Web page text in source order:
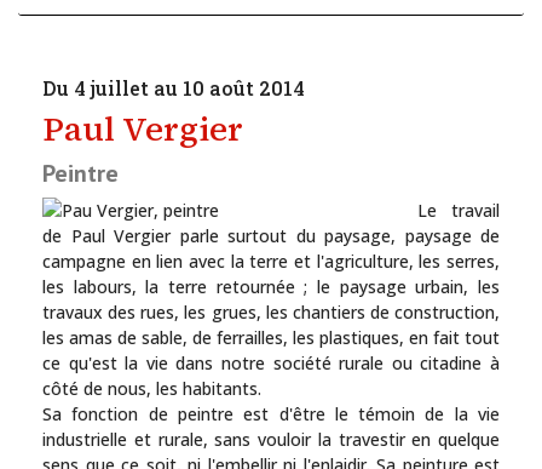
Du 4 juillet au 10 août 2014
Paul Vergier
Peintre
Le travail
de Paul Vergier parle surtout du paysage, paysage de
campagne en lien avec la terre et l'agriculture, les serres,
les labours, la terre retournée ; le paysage urbain, les
travaux des rues, les grues, les chantiers de construction,
les amas de sable, de ferrailles, les plastiques, en fait tout
ce qu'est la vie dans notre société rurale ou citadine à
côté de nous, les habitants.
Sa fonction de peintre est d'être le témoin de la vie
industrielle et rurale, sans vouloir la travestir en quelque